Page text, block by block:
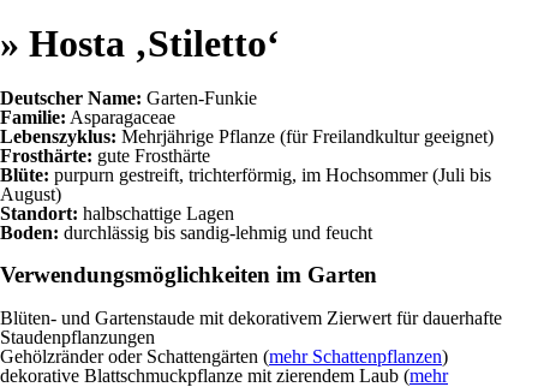
» Hosta ‚Stiletto‘
Deutscher Name: Garten-Funkie
Familie: Asparagaceae
Lebenszyklus: Mehrjährige Pflanze (für Freilandkultur geeignet)
Frosthärte: gute Frosthärte
Blüte: purpurn gestreift, trichterförmig, im Hochsommer (Juli bis
August)
Standort: halbschattige Lagen
Boden: durchlässig bis sandig-lehmig und feucht
Verwendungsmöglichkeiten im Garten
Blüten- und Gartenstaude mit dekorativem Zierwert für dauerhafte
Staudenpflanzungen
Gehölzränder oder Schattengärten (mehr Schattenpflanzen)
dekorative Blattschmuckpflanze mit zierendem Laub (mehr